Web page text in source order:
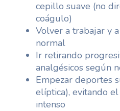
cepillo suave (no
coágulo)
Volver a trabajar y
normal
Ir retirando
analgésicos según
Empezar deportes
elíptica), evitando
intenso